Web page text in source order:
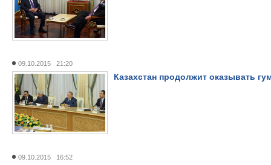
09.10.2015 21:20
Казахстан продолжит оказывать
09.10.2015 16:52